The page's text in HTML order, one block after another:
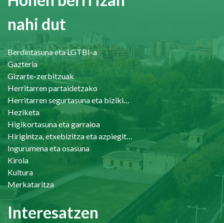
nahi dut
Berdintasuna eta LGTBI-a
Gazteria
Gizarte-zerbitzuak
Herritarren partaidetzako
Herritarren segurtasuna eta bizikidetasuna
Heziketa
Higikortasuna eta garraioa
Hirigintza, etxebizitza eta azpiegiturak
Ingurumena eta osasuna
Kirola
Kultura
Merkataritza
Interesatzen